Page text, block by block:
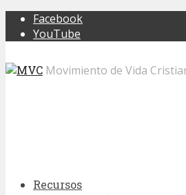
Facebook
YouTube
Movimiento de Vida
Recursos